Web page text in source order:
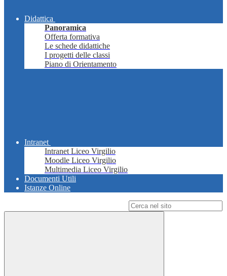
Didattica
Panoramica
Offerta formativa
Le schede didattiche
I progetti delle classi
Piano di Orientamento
Intranet
Intranet Liceo Virgilio
Moodle Liceo Virgilio
Multimedia Liceo Virgilio
Documenti Utili
Istanze Online